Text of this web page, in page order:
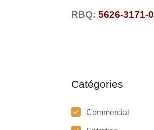
RBQ: 5626-3171-
Catégories
Commercial